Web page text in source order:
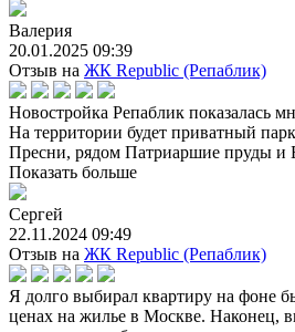
Валерия
20.01.2025 09:39
Отзыв на ЖК Republic (Репаблик)
Новостройка Репаблик показалась
На территории будет приватный
Пресни, рядом Патриаршие пруды и
Показать больше
Сергей
22.11.2024 09:49
Отзыв на ЖК Republic (Репаблик)
Я долго выбирал квартиру на фоне
ценах на жилье в Москве. Наконец,